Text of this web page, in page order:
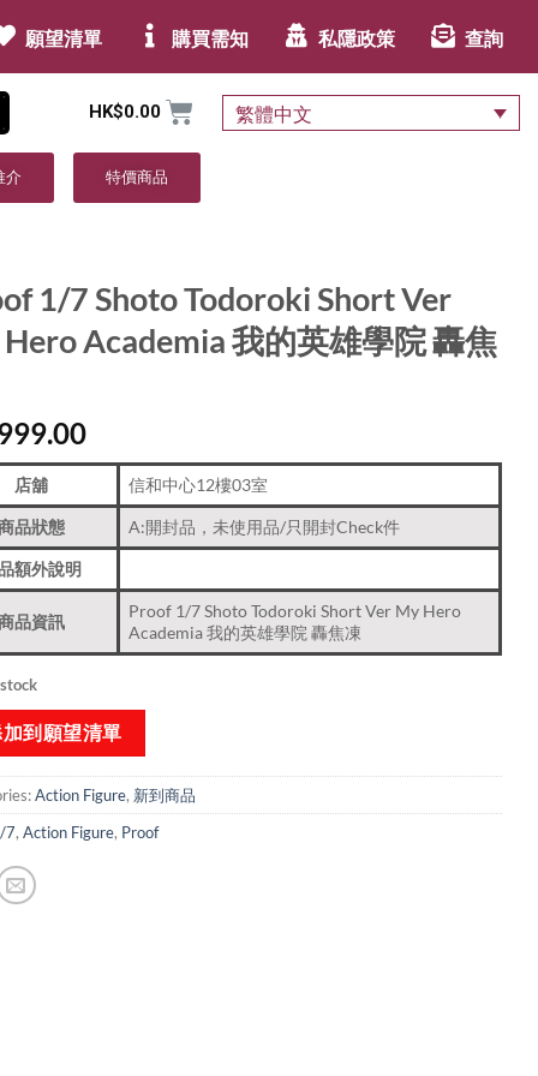
願望清單 購買需知 私隱政策 查詢
HK$0.00 繁體中文
介 特價商品
1/7 Shoto Todoroki Short Ver
Academia 我的英雄學院 轟焦
店舖 信和中心12樓03室
品狀態 A:開封品，未使用品/只開封Check件
額外說明
品資訊
Proof 1/7 Shoto Todoroki Short Ver My Hero
Academia 我的英雄學院 轟焦凍
到願望清單
Action Figure, 新到商品​
7, Action Figure, Proof